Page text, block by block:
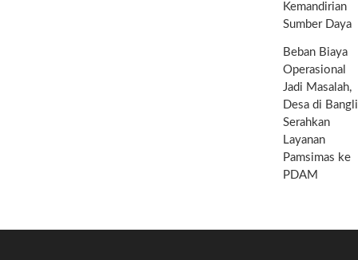
Kemandirian
Sumber Daya
Beban Biaya
Operasional
Jadi Masalah,
Desa di Bangli
Serahkan
Layanan
Pamsimas ke
PDAM